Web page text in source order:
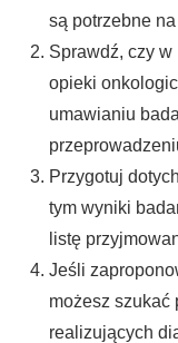
są potrzebne
Sprawdź, czy
opieki
umawianiu
Przygotuj
tym wyniki
listę
Jeśli
możesz szukać
realizujących